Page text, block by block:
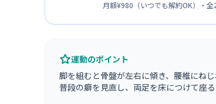
月額¥980 （いつでも解約OK）・全
運動のポイント
脚を組むと骨盤が左右に傾き、腰椎にねじ
普段の癖を見直し、両足を床につけて座